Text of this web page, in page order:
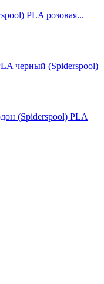
PLA розовая...
черный (Spiderspool)
PLA